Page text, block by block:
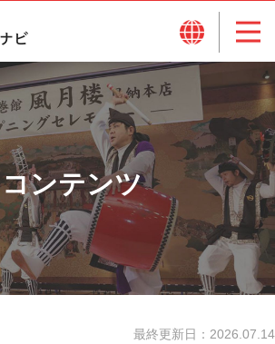
コンテンツ
最終更新日： 2026.07.14